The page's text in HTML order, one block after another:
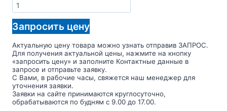
товара
Аппликаторы
для
гемостатической
матрицы
для
системы
MIP
M
Запросить цену
Актуальную цену товара можно узнать отправив ЗАПРОС.
Для получения актуальной цены, нажмите на кнопку
«запросить цену» и заполните Контактные данные в
запросе и отправьте заявку.
С Вами, в рабочие часы, свяжется наш менеджер для
уточнения заявки.
Заявки на сайте принимаются круглосуточно,
обрабатываются по будням с 9.00 до 17.00.